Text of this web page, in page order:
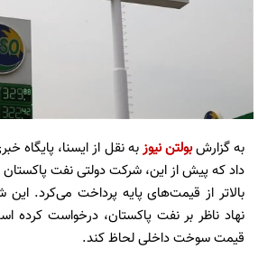
به گزارشبولتن نیوزبه نقل از ایسنا، پایگاه
بالاتر از قیمت‌های پایه پرداخت می‌کرد. این
نهاد ناظر بر نفت پاکستان، درخواست کرده
قیمت سوخت داخلی لحاظ کند.